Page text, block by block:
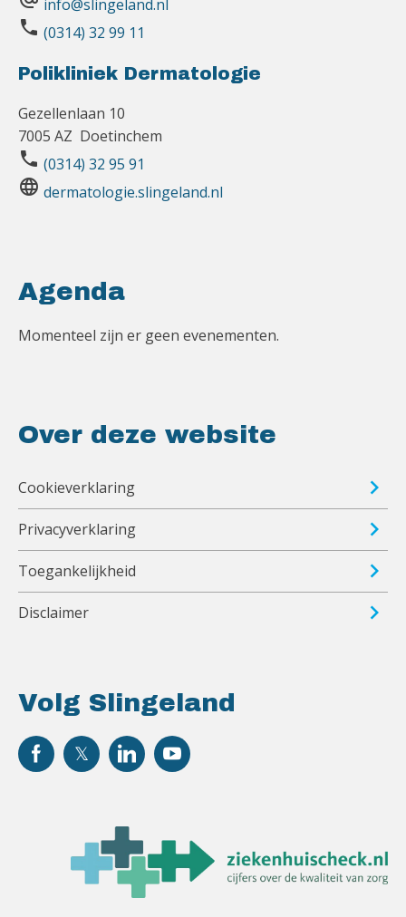
info@slingeland.nl
phone (0314) 32 99 11
Polikliniek Dermatologie
Gezellenlaan 10
7005 AZ Doetinchem
phone (0314) 32 95 91
language dermatologie.slingeland.nl
Volg Slingeland
Agenda
Momenteel zijn er geen evenementen.
Over deze website
Cookieverklaring
Privacyverklaring
Toegankelijkheid
Disclaimer